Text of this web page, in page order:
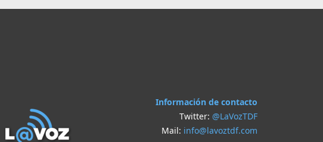
Información de contacto
Twitter: @LaVozTDF
Mail: info@lavoztdf.com